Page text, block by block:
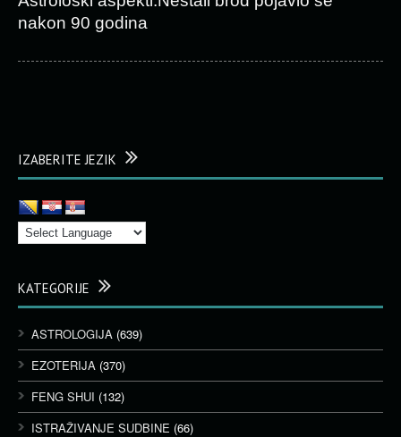
nakon 90 godina
IZABERITE JEZIK
KATEGORIJE
ASTROLOGIJA (639)
EZOTERIJA (370)
FENG SHUI (132)
ISTRAŽIVANJE SUDBINE (66)